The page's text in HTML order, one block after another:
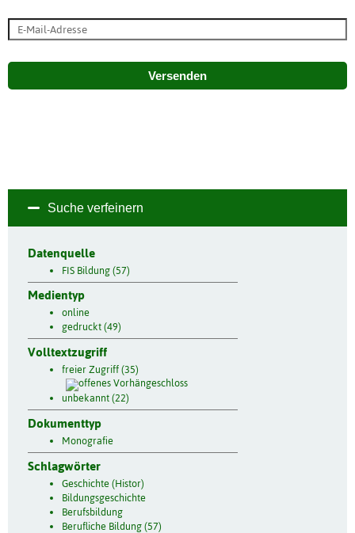
Versenden
Suche verfeinern
Datenquelle
FIS Bildung (57)
Medientyp
online
gedruckt (49)
Volltextzugriff
freier Zugriff (35)
unbekannt (22)
Dokumenttyp
Monografie
Schlagwörter
Geschichte (Histor)
Bildungsgeschichte
Berufsbildung
Berufliche Bildung (57)